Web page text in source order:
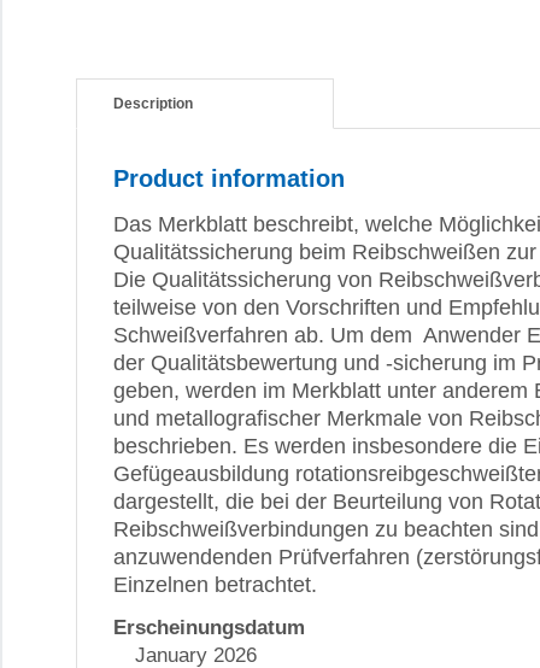
Description
Product information
Das Merkblatt beschreibt, welche
Qualitätssicherung beim Reibschweißen
Die Qualitätssicherung von
teilweise von den Vorschriften und
Schweißverfahren ab. Um dem Anwender
der Qualitätsbewertung und -sicherung im
geben, werden im Merkblatt unter anderem
und metallografischer Merkmale von
beschrieben. Es werden insbesondere die
Gefügeausbildung
dargestellt, die bei der Beurteilung von
Reibschweißverbindungen zu beachten
anzuwendenden Prüfverfahren
Einzelnen betrachtet.
Erscheinungsdatum
January 2026